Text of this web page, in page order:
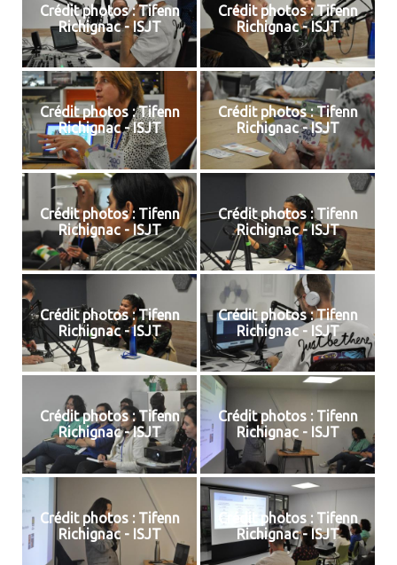
Crédit photos : Tifenn
Richignac - ISJT
Crédit photos : Tifenn
Richignac - ISJT
Crédit photos : Tifenn
Richignac - ISJT
Crédit photos : Tifenn
Richignac - ISJT
Crédit photos : Tifenn
Richignac - ISJT
Crédit photos : Tifenn
Richignac - ISJT
Crédit photos : Tifenn
Richignac - ISJT
Crédit photos : Tifenn
Richignac - ISJT
Crédit photos : Tifenn
Richignac - ISJT
Crédit photos : Tifenn
Richignac - ISJT
Crédit photos : Tifenn
Richignac - ISJT
Crédit photos : Tifenn
Richignac - ISJT